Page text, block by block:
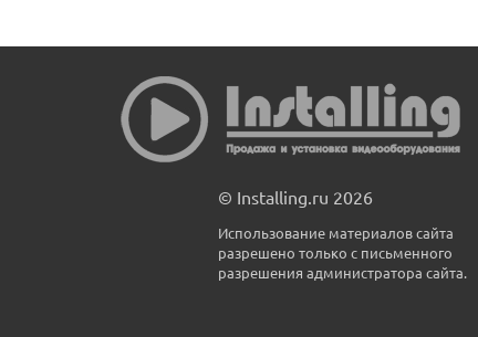
© Installing.ru 2026
Использование материалов сайта
разрешено только с письменного
разрешения администратора сайта.